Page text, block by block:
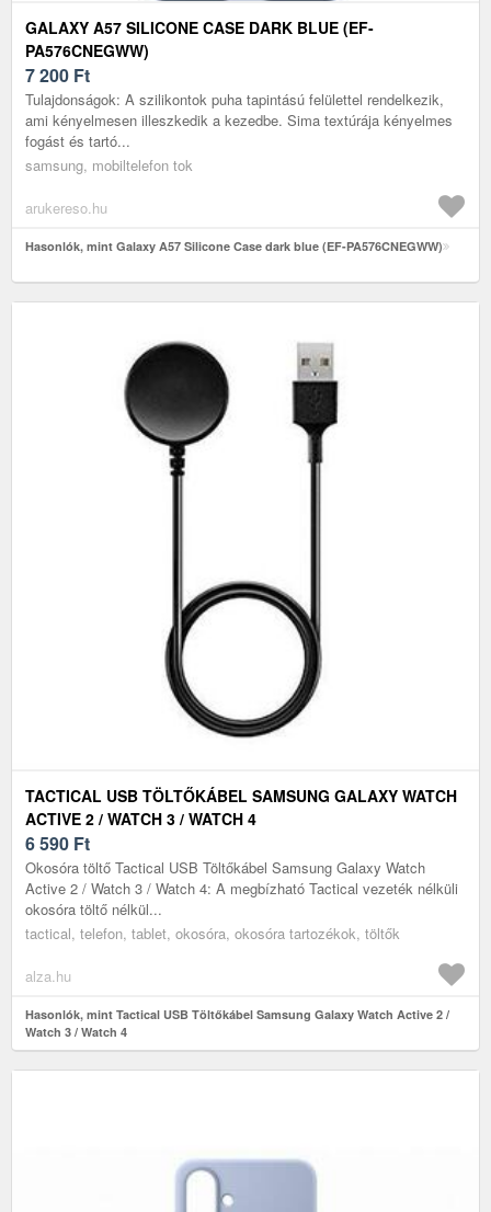
GALAXY A57 SILICONE CASE DARK BLUE (EF-
PA576CNEGWW)
7 200 Ft
Tulajdonságok: A szilikontok puha tapintású felülettel rendelkezik,
ami kényelmesen illeszkedik a kezedbe. Sima textúrája kényelmes
fogást és tartó...
samsung, mobiltelefon tok
arukereso.hu
Hasonlók, mint Galaxy A57 Silicone Case dark blue (EF-PA576CNEGWW)
TACTICAL USB TÖLTŐKÁBEL SAMSUNG GALAXY WATCH
ACTIVE 2 / WATCH 3 / WATCH 4
6 590 Ft
Okosóra töltő Tactical USB Töltőkábel Samsung Galaxy Watch
Active 2 / Watch 3 / Watch 4: A megbízható Tactical vezeték nélküli
okosóra töltő nélkül...
tactical, telefon, tablet, okosóra, okosóra tartozékok, töltők
alza.hu
Hasonlók, mint Tactical USB Töltőkábel Samsung Galaxy Watch Active 2 /
Watch 3 / Watch 4